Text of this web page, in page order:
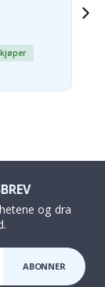
og dra
ABONNER